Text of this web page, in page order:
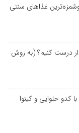
غذاهای سنتی
درست کنیم؟ (به روش
کدو حلوایی و کینوا